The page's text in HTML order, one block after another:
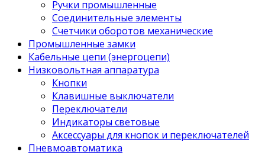
Ручки промышленные
Соединительные элементы
Счетчики оборотов механические
Промышленные замки
Кабельные цепи (энергоцепи)
Низковольтная аппаратура
Кнопки
Клавишные выключатели
Переключатели
Индикаторы световые
Аксессуары для кнопок и переключателей
Пневмоавтоматика